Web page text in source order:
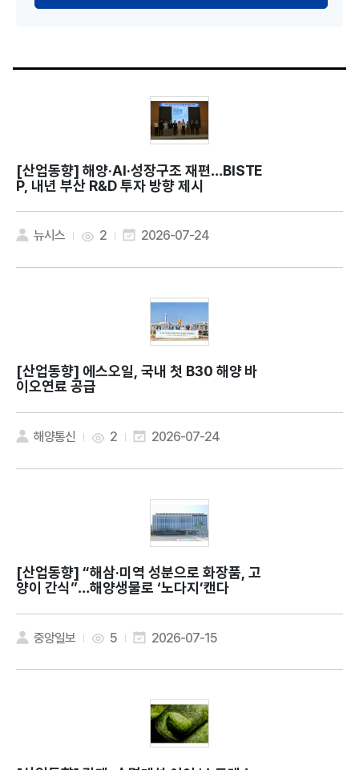
[산업동향]
P, 내년 부산 R&D 투자 방향 제시
뉴시스 2 2026-07-24
[산업동향]
이오연료 공급
해양통신 2 2026-07-24
[산업동향]
양이 간식”…해양생물로 ‘노다지’캔다
중앙일보 5 2026-07-15